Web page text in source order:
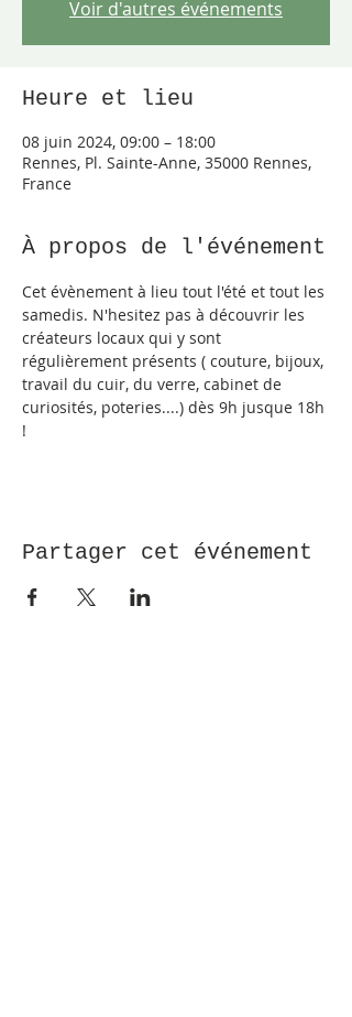
Voir d'autres événements
Heure et lieu
08 juin 2024, 09:00 – 18:00
Rennes, Pl. Sainte-Anne, 35000 Rennes,
France
À propos de l'événement
Cet évènement à lieu tout l'été et tout les
samedis. N'hesitez pas à découvrir les
créateurs locaux qui y sont
régulièrement présents ( couture, bijoux,
travail du cuir, du verre, cabinet de
curiosités, poteries....) dès 9h jusque 18h
!
Partager cet événement